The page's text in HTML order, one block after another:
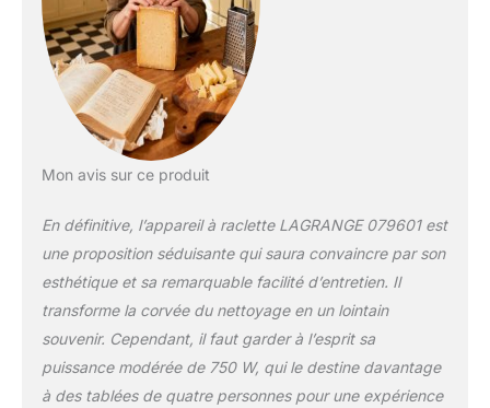
Mon avis sur ce produit
En définitive, l’appareil à raclette LAGRANGE 079601 est
une proposition séduisante qui saura convaincre par son
esthétique et sa remarquable facilité d’entretien. Il
transforme la corvée du nettoyage en un lointain
souvenir. Cependant, il faut garder à l’esprit sa
puissance modérée de 750 W, qui le destine davantage
à des tablées de quatre personnes pour une expérience